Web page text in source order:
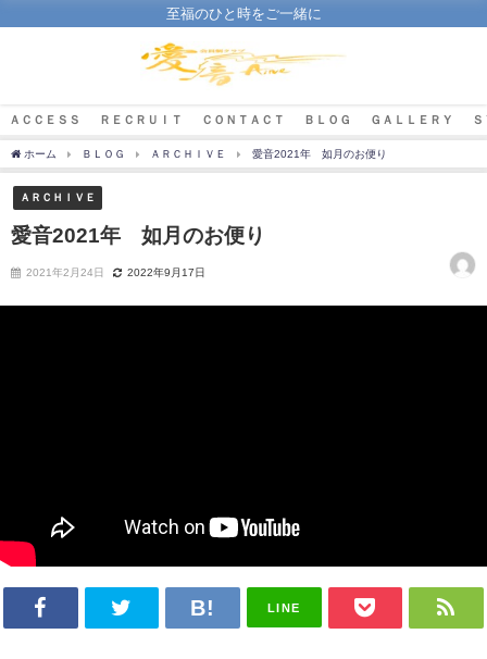
至福のひと時をご一緒に
ＡＣＣＥＳＳ ＲＥＣＲＵＩＴ ＣＯＮＴＡＣＴ ＢＬＯＧ ＧＡＬＬＥＲＹ
ホーム ＢＬＯＧ ＡＲＣＨＩＶＥ 愛音2021年 如月のお便り
ＡＲＣＨＩＶＥ
愛音2021年 如月のお便り
2021年2月24日 2022年9月17日
LINE